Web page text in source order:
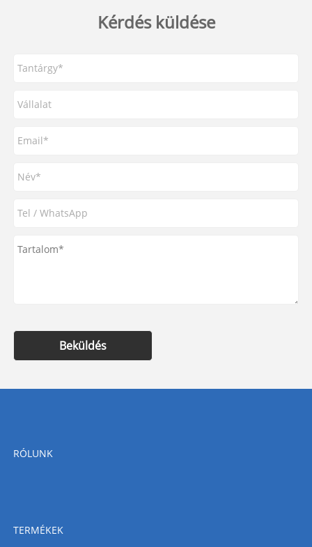
Kérdés küldése
Beküldés
RÓLUNK
TERMÉKEK